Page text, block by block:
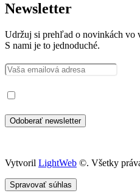
Newsletter
Udržuj si prehľad o novinkách vo
S nami je to jednoduché.
Vytvoril LightWeb ©. Všetky
Spravovať súhlas